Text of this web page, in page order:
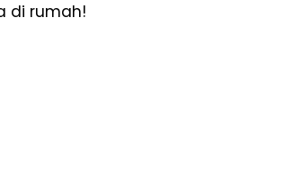
di rumah!